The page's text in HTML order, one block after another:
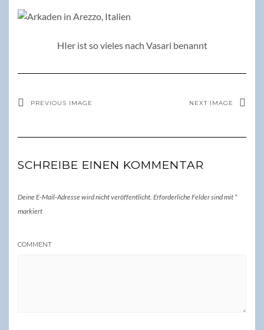
HIer ist so vieles nach Vasari benannt
PREVIOUS IMAGE NEXT IMAGE
SCHREIBE EINEN KOMMENTAR
Deine E-Mail-Adresse wird nicht veröffentlicht. Erforderliche Felder sind mit *
markiert
COMMENT